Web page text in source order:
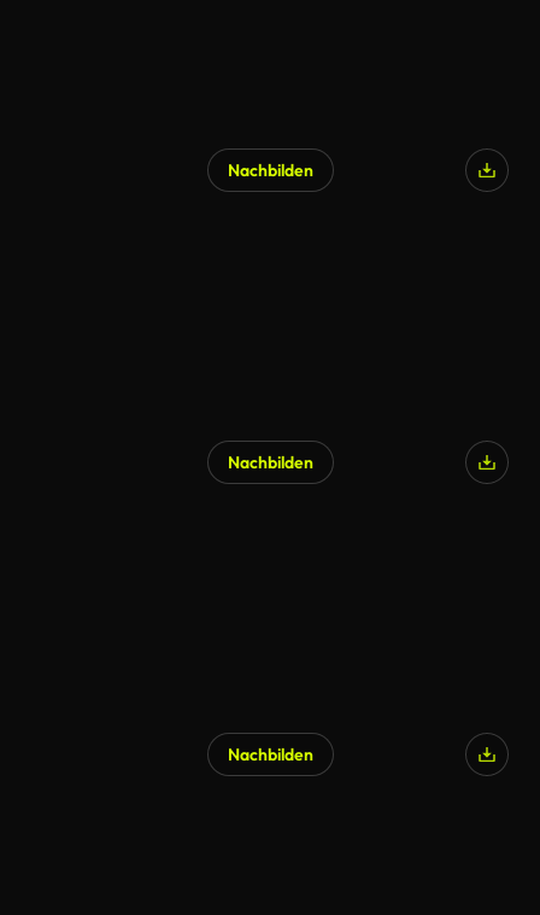
Nachbilden
Nachbilden
Nachbilden